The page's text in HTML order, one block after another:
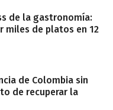
de la gastronomía:
miles de platos en 12
de Colombia sin
de recuperar la